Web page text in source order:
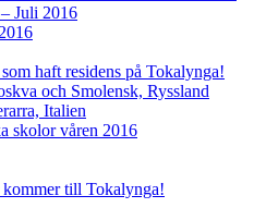
Juli 2016
haft residens på Tokalynga!
och Smolensk, Ryssland
Italien
skolor våren 2016
till Tokalynga!